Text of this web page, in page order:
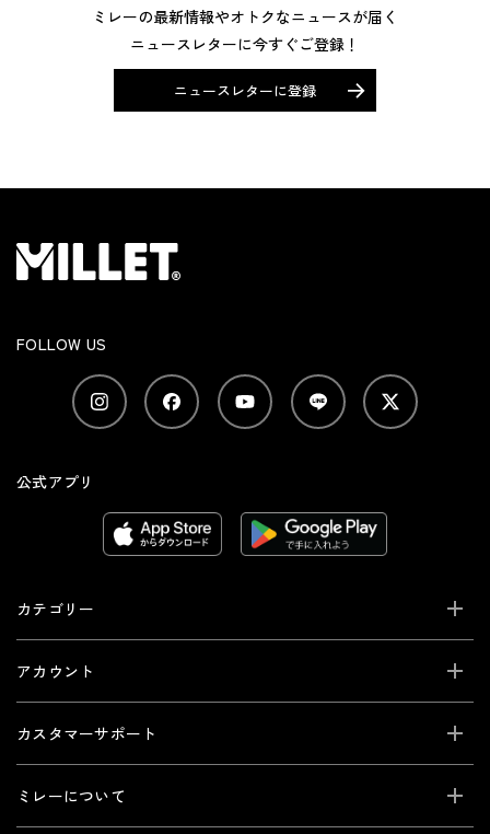
ミレーの最新情報やオトクなニュースが届く
ニュースレターに今すぐご登録！
ニュースレターに登録
FOLLOW US
公式アプリ
カテゴリー
アカウント
カスタマーサポート
ミレーについて